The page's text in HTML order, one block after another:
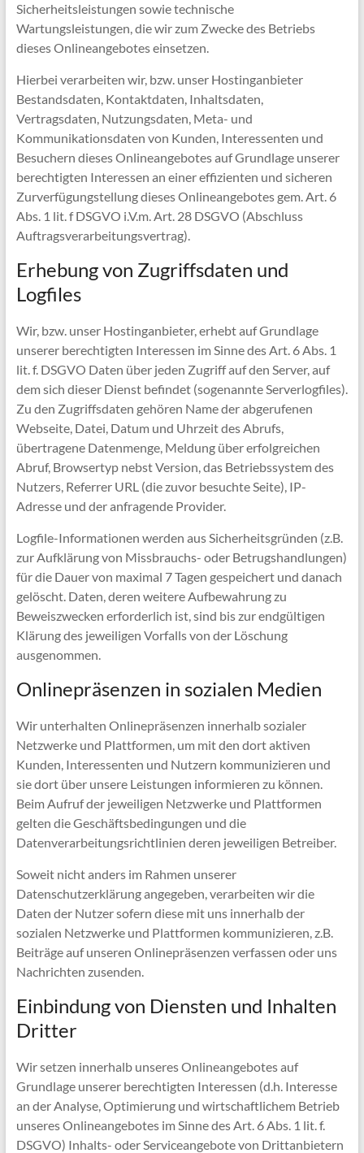
Sicherheitsleistungen sowie technische
Wartungsleistungen, die wir zum Zwecke des Betriebs
dieses Onlineangebotes einsetzen.
Hierbei verarbeiten wir, bzw. unser Hostinganbieter
Bestandsdaten, Kontaktdaten, Inhaltsdaten,
Vertragsdaten, Nutzungsdaten, Meta- und
Kommunikationsdaten von Kunden, Interessenten und
Besuchern dieses Onlineangebotes auf Grundlage unserer
berechtigten Interessen an einer effizienten und sicheren
Zurverfügungstellung dieses Onlineangebotes gem. Art. 6
Abs. 1 lit. f DSGVO i.V.m. Art. 28 DSGVO (Abschluss
Auftragsverarbeitungsvertrag).
Erhebung von Zugriffsdaten und
Logfiles
Wir, bzw. unser Hostinganbieter, erhebt auf Grundlage
unserer berechtigten Interessen im Sinne des Art. 6 Abs. 1
lit. f. DSGVO Daten über jeden Zugriff auf den Server, auf
dem sich dieser Dienst befindet (sogenannte Serverlogfiles).
Zu den Zugriffsdaten gehören Name der abgerufenen
Webseite, Datei, Datum und Uhrzeit des Abrufs,
übertragene Datenmenge, Meldung über erfolgreichen
Abruf, Browsertyp nebst Version, das Betriebssystem des
Nutzers, Referrer URL (die zuvor besuchte Seite), IP-
Adresse und der anfragende Provider.
Logfile-Informationen werden aus Sicherheitsgründen (z.B.
zur Aufklärung von Missbrauchs- oder Betrugshandlungen)
für die Dauer von maximal 7 Tagen gespeichert und danach
gelöscht. Daten, deren weitere Aufbewahrung zu
Beweiszwecken erforderlich ist, sind bis zur endgültigen
Klärung des jeweiligen Vorfalls von der Löschung
ausgenommen.
Onlinepräsenzen in sozialen Medien
Wir unterhalten Onlinepräsenzen innerhalb sozialer
Netzwerke und Plattformen, um mit den dort aktiven
Kunden, Interessenten und Nutzern kommunizieren und
sie dort über unsere Leistungen informieren zu können.
Beim Aufruf der jeweiligen Netzwerke und Plattformen
gelten die Geschäftsbedingungen und die
Datenverarbeitungsrichtlinien deren jeweiligen Betreiber.
Soweit nicht anders im Rahmen unserer
Datenschutzerklärung angegeben, verarbeiten wir die
Daten der Nutzer sofern diese mit uns innerhalb der
sozialen Netzwerke und Plattformen kommunizieren, z.B.
Beiträge auf unseren Onlinepräsenzen verfassen oder uns
Nachrichten zusenden.
Einbindung von Diensten und Inhalten
Dritter
Wir setzen innerhalb unseres Onlineangebotes auf
Grundlage unserer berechtigten Interessen (d.h. Interesse
an der Analyse, Optimierung und wirtschaftlichem Betrieb
unseres Onlineangebotes im Sinne des Art. 6 Abs. 1 lit. f.
DSGVO) Inhalts- oder Serviceangebote von Drittanbietern